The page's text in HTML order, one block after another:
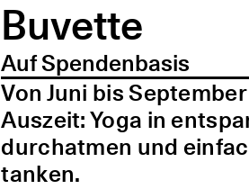
Buvette
Auf Spendenbasis
Von Juni bis
Auszeit: Yoga in
durchatmen und
tanken.